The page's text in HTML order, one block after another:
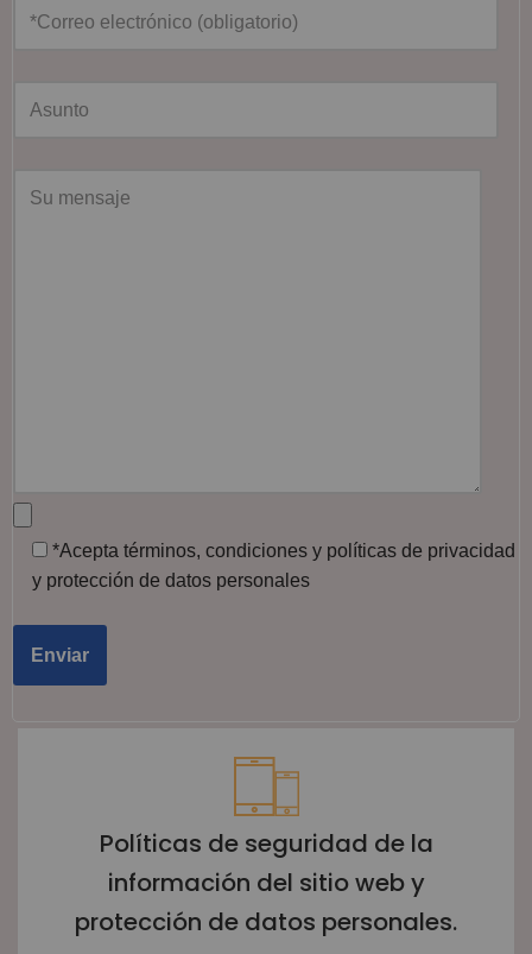
*Acepta términos, condiciones y políticas de privacidad
y protección de datos personales
Políticas de seguridad de la
información del sitio web y
protección de datos personales.